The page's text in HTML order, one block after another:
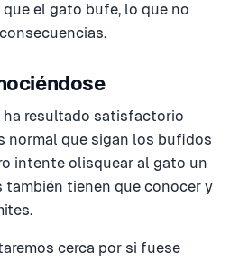
el gato bufe, lo que no
resultado satisfactorio
normal que sigan los bufidos
intente olisquear al gato un
también tienen que conocer y
cerca por si fuese